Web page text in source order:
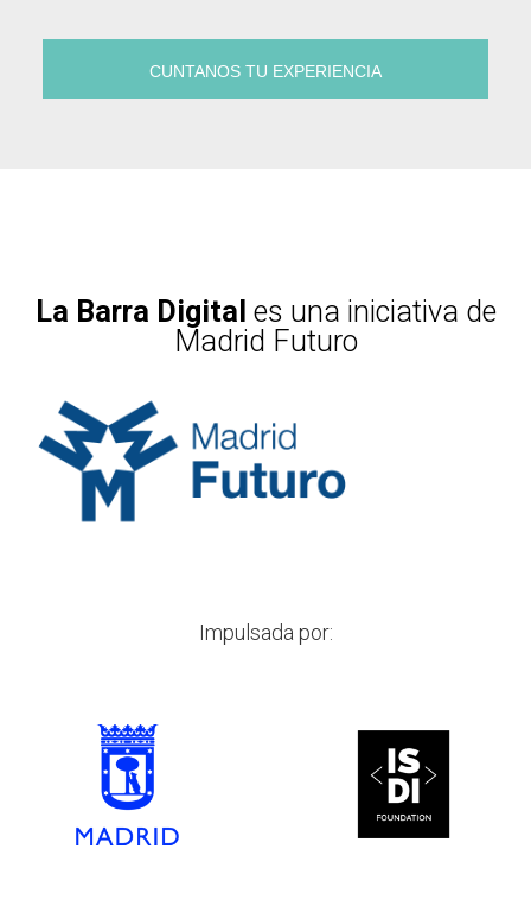
CUNTANOS TU EXPERIENCIA
La Barra Digital es una iniciativa de
Madrid Futuro
Impulsada por: